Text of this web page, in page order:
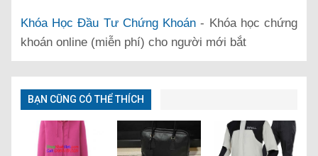
Khóa Học Đầu Tư Chứng Khoán - Khóa học chứng
khoán online (miễn phí) cho người mới bắt
BẠN CŨNG CÓ THỂ THÍCH